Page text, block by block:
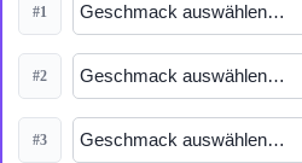
#1
#2
#3